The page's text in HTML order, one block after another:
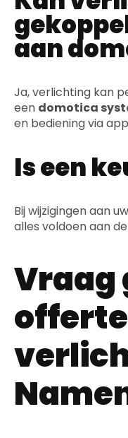
aan
Ja, verlichting kan
een domotica
en bediening via
Is een
Bij wijzigingen aan uw
alles voldoen aan de
Vraag